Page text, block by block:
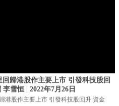
歸港股作主要上市 引發科技股回
雪恒 | 2022年7月26日
港股作主要上市 引發科技股回升 資金